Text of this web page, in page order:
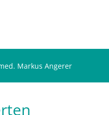
Markus Angerer